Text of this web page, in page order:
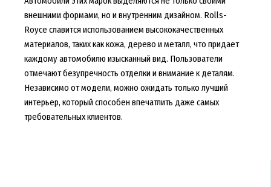
внешними формами, но и внутренним дизайном. Rolls-
Royce славится использованием высококачественных
материалов, таких как кожа, дерево и металл, что придает
каждому автомобилю изысканный вид. Пользователи
отмечают безупречность отделки и внимание к деталям.
Независимо от модели, можно ожидать только лучший
интерьер, который способен впечатлить даже самых
требовательных клиентов.